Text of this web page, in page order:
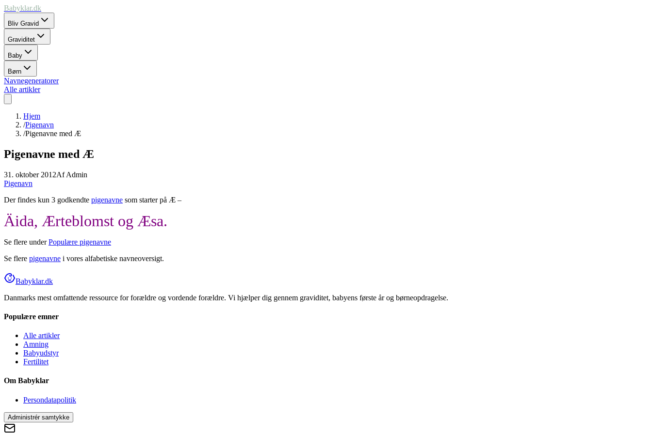
Babyklar.dk
Bliv Gravid
Graviditet
Baby
Børn
Navnegeneratorer
Alle artikler
Hjem
/Pigenavn
/Pigenavne med Æ
Pigenavne med Æ
31. oktober 2012AfAdmin
Pigenavn
Der findes kun 3 godkendte pigenavne som starter på Æ –
Äida, Ærteblomst og Æsa.
Se flere under Populære pigenavne
Se flere pigenavne i vores alfabetiske navneoversigt.
Babyklar.dk
Danmarks mest omfattende ressource for forældre og vordende forældre. Vi hjælper dig gennem graviditet, babyens første år og børneopdragelse.
Populære emner
Alle artikler
Amning
Babyudstyr
Fertilitet
Om Babyklar
Persondatapolitik
Administrér samtykke